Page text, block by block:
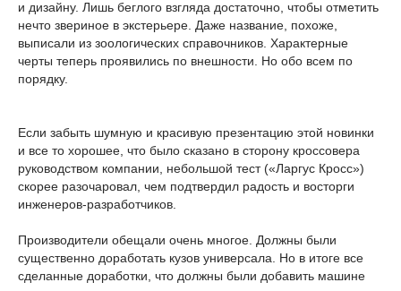
и дизайну. Лишь беглого взгляда достаточно, чтобы отметить
нечто звериное в экстерьере. Даже название, похоже,
выписали из зоологических справочников. Характерные
черты теперь проявились по внешности. Но обо всем по
порядку.
Если забыть шумную и красивую презентацию этой новинки
и все то хорошее, что было сказано в сторону кроссовера
руководством компании, небольшой тест («Ларгус Кросс»)
скорее разочаровал, чем подтвердил радость и восторги
инженеров-разработчиков.
Производители обещали очень многое. Должны были
существенно доработать кузов универсала. Но в итоге все
сделанные доработки, что должны были добавить машине